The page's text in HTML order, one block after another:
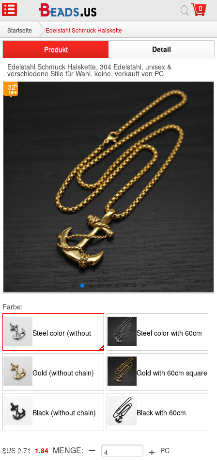
0
Startseite Edelstahl Schmuck Halskette
Produkt
Detail
Edelstahl Schmuck Halskette, 304 Edelstahl, unisex &
verschiedene Stile für Wahl, keine, verkauft von PC
Farbe:
Steel color (without
chain)
Steel color with 60cm
square pearl chain
Gold (without chain) Gold with 60cm square
pearl chain
Black (without chain) Black with 60cm
square pearl chain
$US 2.71 1.84 MENGE: + PC